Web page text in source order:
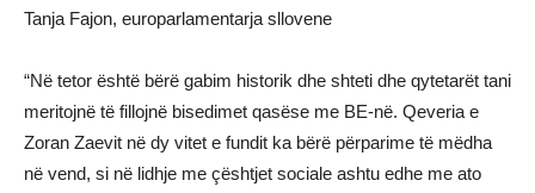
Tanja Fajon, europarlamentarja sllovene
“Në tetor është bërë gabim historik dhe shteti dhe qytetarët tani
meritojnë të fillojnë bisedimet qasëse me BE-në. Qeveria e
Zoran Zaevit në dy vitet e fundit ka bërë përparime të mëdha
në vend, si në lidhje me çështjet sociale ashtu edhe me ato